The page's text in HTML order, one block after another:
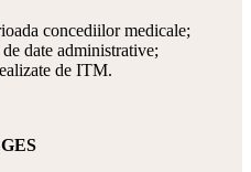
concediilor medicale;
date administrative;
de ITM.